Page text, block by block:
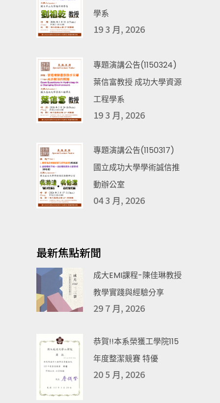
學系
19 3 月, 2026
專題演講公告(1150324)
葉信富教授 成功大學資源
工程學系
19 3 月, 2026
專題演講公告(1150317)
國立成功大學學術誠信推
動辦公室
04 3 月, 2026
最新焦點新聞
成大EMI課程-陳佳琳教授
教學實踐與經驗分享
29 7 月, 2026
恭賀!!本系榮獲工學院115
年度整潔競賽 特優
20 5 月, 2026